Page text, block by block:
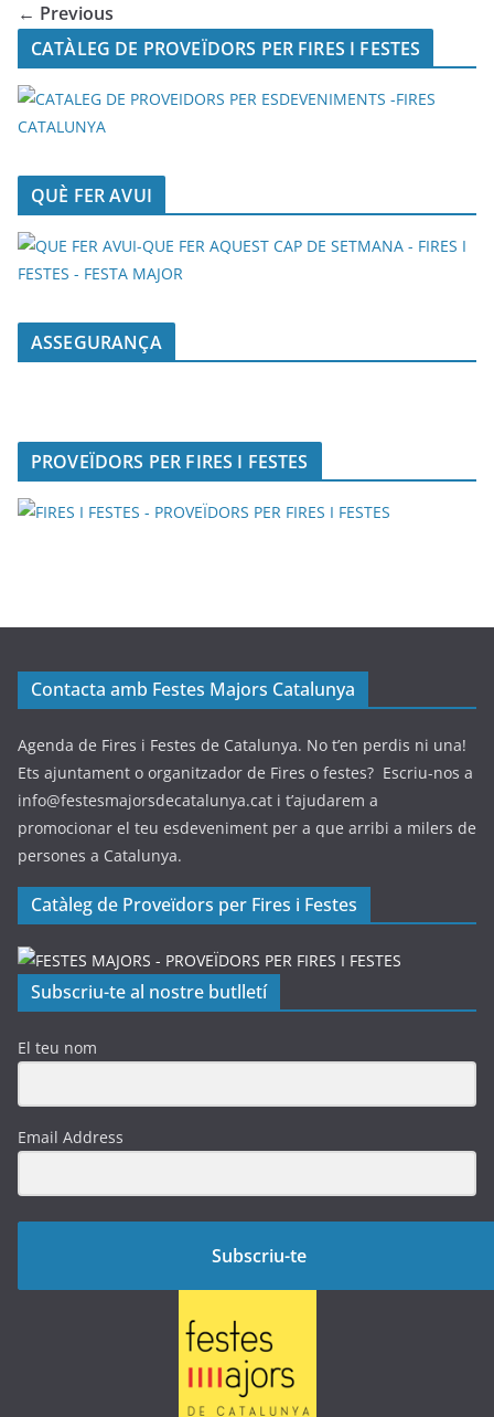
← Previous
CATÀLEG DE PROVEÏDORS PER FIRES I FESTES
QUÈ FER AVUI
ASSEGURANÇA
PROVEÏDORS PER FIRES I FESTES
Contacta amb Festes Majors Catalunya
Agenda de Fires i Festes de Catalunya. No t’en perdis ni una!
Ets ajuntament o organitzador de Fires o festes? Escriu-nos a
info@festesmajorsdecatalunya.cat i t’ajudarem a
promocionar el teu esdeveniment per a que arribi a milers de
persones a Catalunya.
Catàleg de Proveïdors per Fires i Festes
Subscriu-te al nostre butlletí
El teu nom
Email Address
Subscriu-te